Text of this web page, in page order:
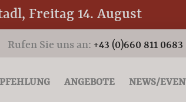
Freitag 14. August
Rufen Sie uns an: +43 (0)660 811 0683
ANGEBOTE NEWS/